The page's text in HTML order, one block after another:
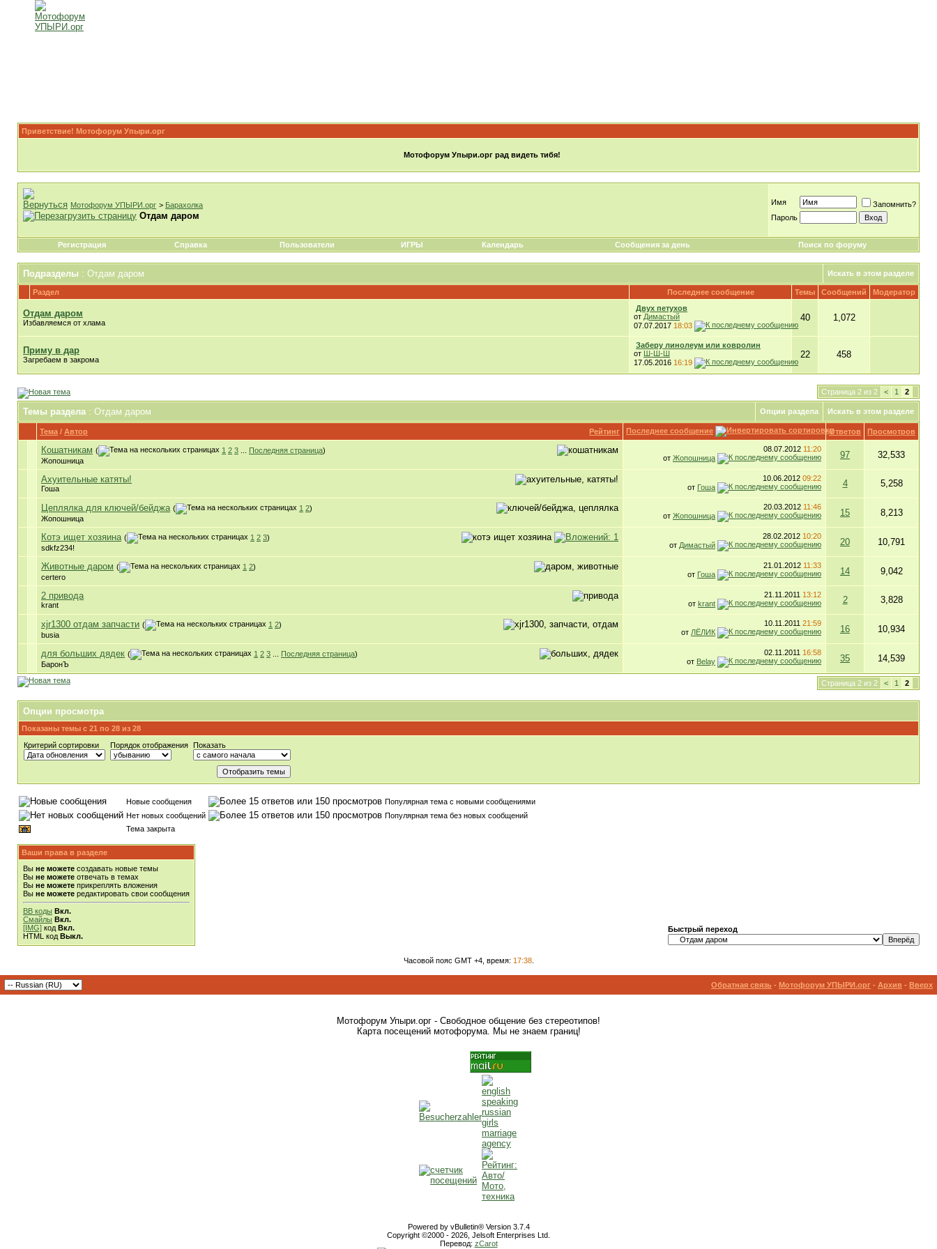
Приветствие! Мотофорум Упыри.орг
Мотофорум Упыри.орг рад видеть тибя!
Мотофорум УПЫРИ.орг > Барахолка
Отдам даром
Имя
Запомнить?
Пароль
Регистрация Справка Пользователи ИГРЫ Календарь Сообщения за день Поиск по форуму
Подразделы : Отдам даром Искать в этом разделе
Раздел Последнее сообщение Темы Сообщений Модератор
Отдам даром
Избавляемся от хлама
Двух петухов
от Димастый
07.07.2017 18:03
40 1,072
Приму в дар
Загребаем в закрома
Заберу линолеум или ковролин
от Ш-Ш-Ш
17.05.2016 16:19
22 458
Страница 2 из 2 < 1 2
Темы раздела: Отдам даром Опции раздела Искать в этом разделе
Рейтинг
Тема / Автор Последнее сообщение Ответов Просмотров
Кошатникам ( 1 2 3 Последняя страница)
Жопошница
08.07.2012 11:20
от Жопошница 97 32,533
Ахуительные катяты!
Гоша
10.06.2012 09:22
от Гоша 4 5,258
Цеплялка для ключей/бейджа ( 1 2)
Жопошница
20.03.2012 11:46
от Жопошница 15 8,213
Котэ ищет хозяина ( 1 2 3)
sdkfz234!
28.02.2012 10:20
от Димастый 20 10,791
Животные даром ( 1 2)
certero
21.01.2012 11:33
от Гоша 14 9,042
2 привода
krant
21.11.2011 13:12
от krant 2 3,828
xjr1300 отдам запчасти ( 1 2)
busia
10.11.2011 21:59
от ЛЁЛИК 16 10,934
для больших дядек ( 1 2 3 Последняя страница)
БаронЪ
02.11.2011 16:58
от Belay 35 14,539
Страница 2 из 2 < 1 2
Опции просмотра
Показаны темы с 21 по 28 из 28
Критерий сортировки
Порядок отображения Показать
Новые сообщения
Популярная тема с новыми сообщениями
Нет новых сообщений
Популярная тема без новых сообщений
Тема закрыта
Ваши права в разделе
Вы не можете создавать новые темы
Вы не можете отвечать в темах
Вы не можете прикреплять вложения
Вы не можете редактировать свои сообщения
BB коды Вкл.
Смайлы Вкл.
[IMG] код Вкл.
HTML код Выкл.
Быстрый переход
Часовой пояс GMT +4, время: 17:38.
Обратная связь - Мотофорум УПЫРИ.орг - Архив - Вверх
Мотофорум Упыри.орг - Свободное общение без стереотипов!
Карта посещений мотофорума. Мы не знаем границ!
Powered by vBulletin® Version 3.7.4
Copyright ©2000 - 2026, Jelsoft Enterprises Ltd.
Перевод: zCarot